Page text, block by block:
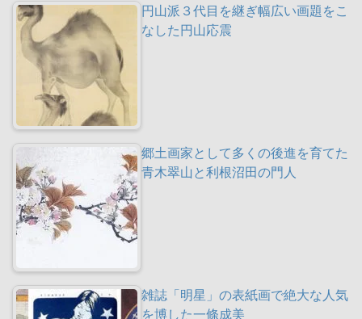
円山派３代目を継ぎ幅広い画題をこ
なした円山応震
郷土画家として多くの後進を育てた
青木翠山と利根沼田の門人
雑誌「明星」の表紙画で絶大な人気
を博した一條成美